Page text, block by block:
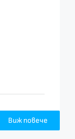
Виж повече